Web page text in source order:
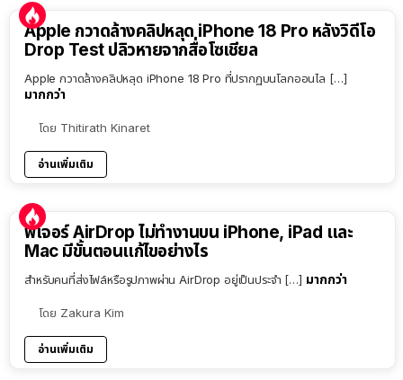
Apple กวาดล้างคลิปหลุด iPhone 18 Pro หลังวิดีโอ
Drop Test ปลิวหายจากสื่อโซเชียล
Apple กวาดล้างคลิปหลุด iPhone 18 Pro ที่ปรากฏบนโลกออนไล […]
มากกว่า
โดย Thitirath Kinaret
อ่านเพิ่มเติม
ฟีเจอร์ AirDrop ไม่ทำงานบน iPhone, iPad และ
Mac มีขั้นตอนแก้ไขอย่างไร
สำหรับคนที่ส่งไฟล์หรือรูปภาพผ่าน AirDrop อยู่เป็นประจำ […] มากกว่า
โดย Zakura Kim
อ่านเพิ่มเติม